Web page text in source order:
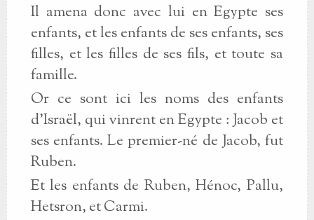
Il amena donc avec lui en Egypte ses
enfants, et les enfants de ses enfants, ses
filles, et les filles de ses fils, et toute sa
famille.
Or ce sont ici les noms des enfants
d’Israël, qui vinrent en Egypte : Jacob et
ses enfants. Le premier-né de Jacob, fut
Ruben.
Et les enfants de Ruben, Hénoc, Pallu,
Hetsron, et Carmi.